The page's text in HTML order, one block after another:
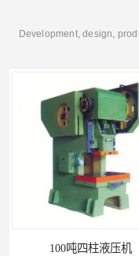
Development, design,
1000吨四